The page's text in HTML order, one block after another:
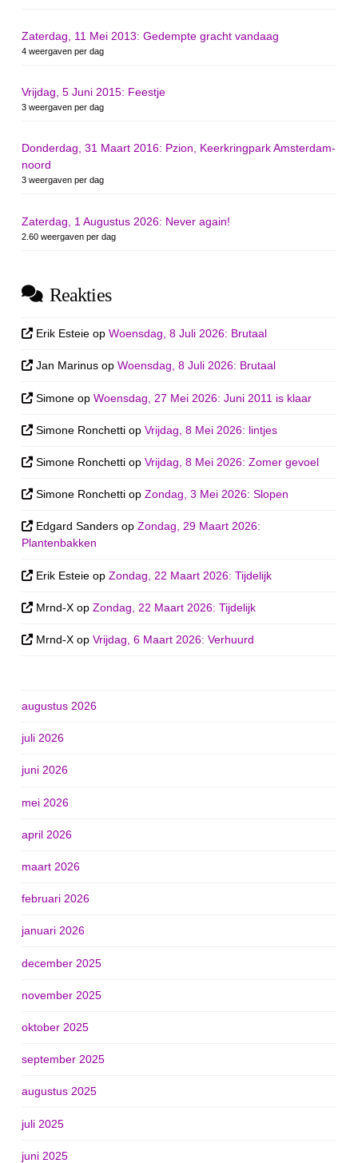
Zaterdag, 11 Mei 2013: Gedempte gracht vandaag
4 weergaven per dag
Vrijdag, 5 Juni 2015: Feestje
3 weergaven per dag
Donderdag, 31 Maart 2016: Pzion, Keerkringpark Amsterdam-
noord
3 weergaven per dag
Zaterdag, 1 Augustus 2026: Never again!
2.60 weergaven per dag
Reakties
Erik Esteie opWoensdag, 8 Juli 2026: Brutaal
Jan Marinus opWoensdag, 8 Juli 2026: Brutaal
Simone opWoensdag, 27 Mei 2026: Juni 2011 is klaar
Simone Ronchetti opVrijdag, 8 Mei 2026: lintjes
Simone Ronchetti opVrijdag, 8 Mei 2026: Zomer gevoel
Simone Ronchetti opZondag, 3 Mei 2026: Slopen
Edgard Sanders opZondag, 29 Maart 2026:
Plantenbakken
Erik Esteie opZondag, 22 Maart 2026: Tijdelijk
Mrnd-X opZondag, 22 Maart 2026: Tijdelijk
Mrnd-X opVrijdag, 6 Maart 2026: Verhuurd
augustus 2026
juli 2026
juni 2026
mei 2026
april 2026
maart 2026
februari 2026
januari 2026
december 2025
november 2025
oktober 2025
september 2025
augustus 2025
juli 2025
juni 2025